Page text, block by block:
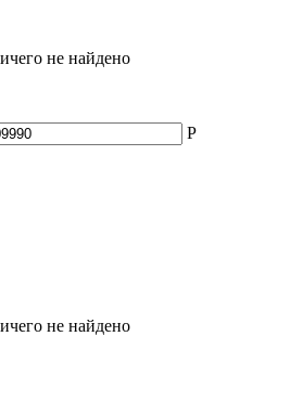
не найдено
Р
не найдено